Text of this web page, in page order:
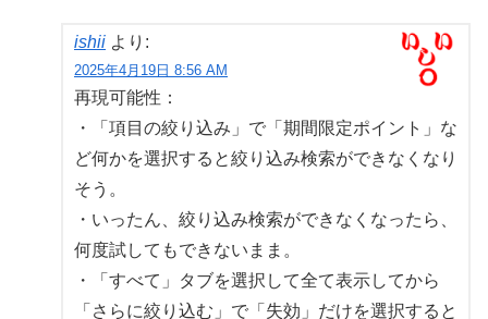
ishii より:
2025年4月19日 8:56 AM
再現可能性：
・「項目の絞り込み」で「期間限定ポイント」な
ど何かを選択すると絞り込み検索ができなくなり
そう。
・いったん、絞り込み検索ができなくなったら、
何度試してもできないまま。
・「すべて」タブを選択して全て表示してから
「さらに絞り込む」で「失効」だけを選択すると